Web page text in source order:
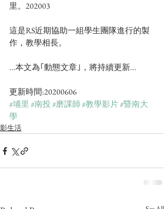
里。202003
這是RS近期協助一組學生團隊進行的製
作，教學相長。
...本文為｢動態文章｣，將持續更新...
更新時間:20200606
#埔里 #南投#磨課師#教學影片#暨南大
學
影生活